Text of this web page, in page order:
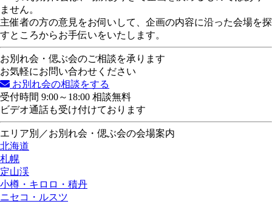
ません。
主催者の方の意見をお伺いして、企画の内容に沿った会場を探
すところからお手伝いをいたします。
お別れ会・偲ぶ会のご相談を承ります
お気軽にお問い合わせください
お別れ会の相談をする
受付時間 9:00～18:00 相談無料
ビデオ通話も受け付けております
エリア別／お別れ会・偲ぶ会の会場案内
北海道
札幌
定山渓
小樽・キロロ・積丹
ニセコ・ルスツ